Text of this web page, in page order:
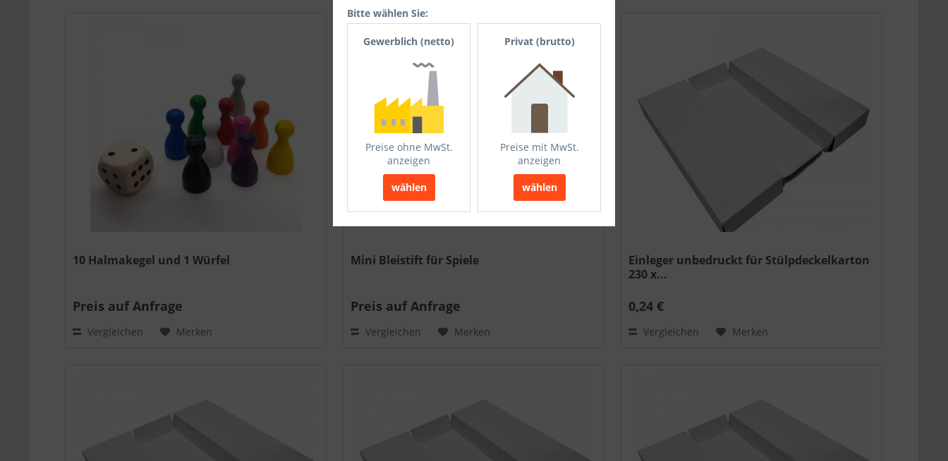
10 Halmakegel und 1 Würfel
Preis auf Anfrage
Vergleichen Merken
Mini Bleistift für Spiele
Preis auf Anfrage
Vergleichen Merken
Einleger unbedruckt für Stülpdeckelkarton
230 x...
0,24 €
Vergleichen Merken
Bitte wählen Sie:
Gewerblich (netto)
Preise ohne MwSt.
anzeigen
wählen
Privat (brutto)
Preise mit MwSt.
anzeigen
wählen